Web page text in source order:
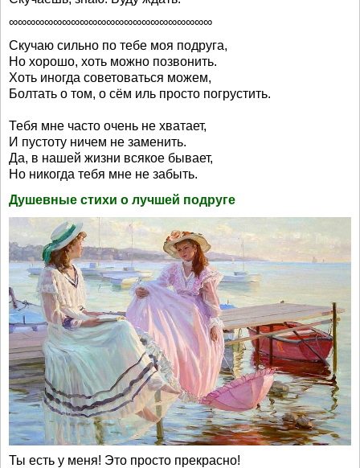
∞∞∞∞∞∞∞∞∞∞∞∞∞∞∞∞∞∞∞∞∞∞∞
Скучаю сильно по тебе моя подруга,
Но хорошо, хоть можно позвонить.
Хоть иногда советоваться можем,
Болтать о том, о сём иль просто погрустить.
Тебя мне часто очень не хватает,
И пустоту ничем не заменить.
Да, в нашей жизни всякое бывает,
Но никогда тебя мне не забыть.
Душевные стихи о лучшей подруге
Ты есть у меня! Это просто прекрасно!